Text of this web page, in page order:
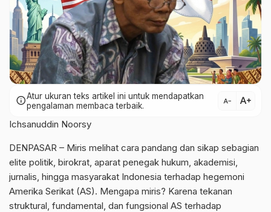
infoAtur ukuran teks artikel ini untuk mendapatkan
pengalaman membaca terbaik.
text_decrease text_increase
Ichsanuddin Noorsy
DENPASAR – Miris melihat cara pandang dan sikap sebagian
elite politik, birokrat, aparat penegak hukum, akademisi,
jurnalis, hingga masyarakat Indonesia terhadap hegemoni
Amerika Serikat (AS). Mengapa miris? Karena tekanan
struktural, fundamental, dan fungsional AS terhadap